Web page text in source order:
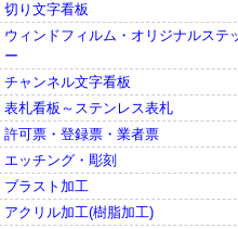
切り文字看板
ウィンドフィルム・オリジナルステ
ー
チャンネル文字看板
表札看板～ステンレス表札
許可票・登録票・業者票
エッチング・彫刻
ブラスト加工
アクリル加工(樹脂加工)